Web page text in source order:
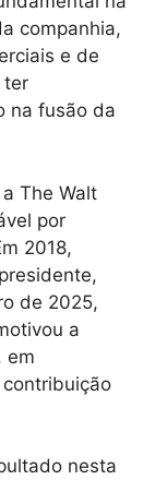
companhia,
e de
ter
na fusão da
The Walt
por
2018,
de 2025,
a
em
nesta